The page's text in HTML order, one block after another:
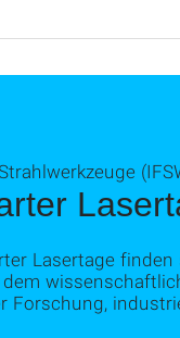
Lasertage
Forschung,